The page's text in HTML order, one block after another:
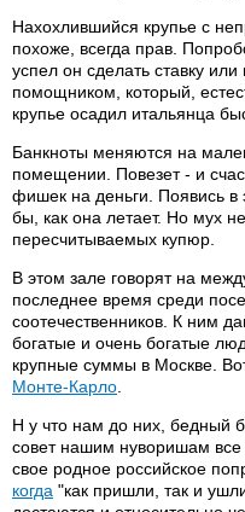
Нахохлившийся крупье с
похоже, всегда прав.
успел он сделать ставку
помощником, который,
крупье осадил итальянца
Банкноты меняются на
помещении. Повезет - и
фишек на деньги. Появись
бы, как она летает. Но мух
пересчитываемых купюр.
В этом зале говорят на
последнее время среди
соотечественников. К ним
богатые и очень богатые
крупные суммы в Москве.
Монте-Карло.
Н у что нам до них, бедный
совет нашим нуворишам все
свое родное российское
когда "как пришли, так и